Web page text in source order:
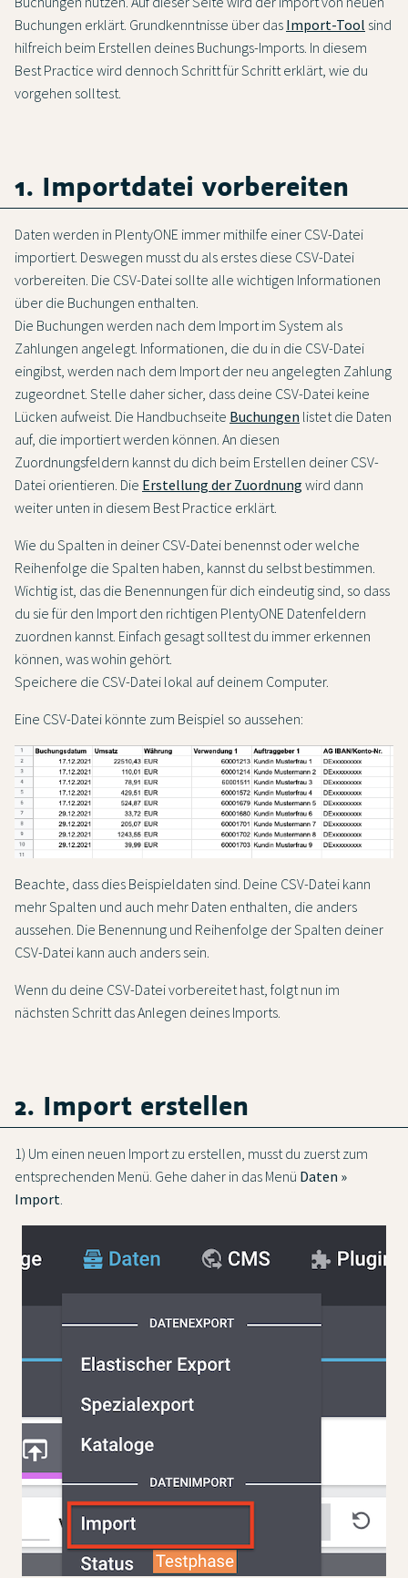
Buchungen erklärt. Grundkenntnisse über das Import-Tool sind
hilfreich beim Erstellen deines Buchungs-Imports. In diesem
Best Practice wird dennoch Schritt für Schritt erklärt, wie du
vorgehen solltest.
1. Importdatei vorbereiten
Daten werden in PlentyONE immer mithilfe einer CSV-Datei
importiert. Deswegen musst du als erstes diese CSV-Datei
vorbereiten. Die CSV-Datei sollte alle wichtigen Informationen
über die Buchungen enthalten.
Die Buchungen werden nach dem Import im System als
Zahlungen angelegt. Informationen, die du in die CSV-Datei
eingibst, werden nach dem Import der neu angelegten Zahlung
zugeordnet. Stelle daher sicher, dass deine CSV-Datei keine
Lücken aufweist. Die Handbuchseite Buchungen listet die Daten
auf, die importiert werden können. An diesen
Zuordnungsfeldern kannst du dich beim Erstellen deiner CSV-
Datei orientieren. Die Erstellung der Zuordnung wird dann
weiter unten in diesem Best Practice erklärt.
Wie du Spalten in deiner CSV-Datei benennst oder welche
Reihenfolge die Spalten haben, kannst du selbst bestimmen.
Wichtig ist, das die Benennungen für dich eindeutig sind, so dass
du sie für den Import den richtigen PlentyONE Datenfeldern
zuordnen kannst. Einfach gesagt solltest du immer erkennen
können, was wohin gehört.
Speichere die CSV-Datei lokal auf deinem Computer.
Eine CSV-Datei könnte zum Beispiel so aussehen:
Beachte, dass dies Beispieldaten sind. Deine CSV-Datei kann
mehr Spalten und auch mehr Daten enthalten, die anders
aussehen. Die Benennung und Reihenfolge der Spalten deiner
CSV-Datei kann auch anders sein.
Wenn du deine CSV-Datei vorbereitet hast, folgt nun im
nächsten Schritt das Anlegen deines Imports.
2. Import erstellen
1) Um einen neuen Import zu erstellen, musst du zuerst zum
entsprechenden Menü. Gehe daher in das Menü Daten »
Import